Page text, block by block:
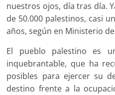
nuestros ojos, día tras día.
de 50.000 palestinos, casi
años, según en Ministerio
El pueblo palestino es
inquebrantable, que ha
posibles para ejercer su
destino frente a la